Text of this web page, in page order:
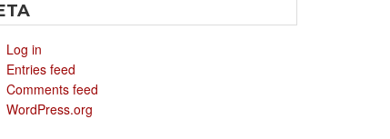
Log in
Entries feed
Comments feed
WordPress.org